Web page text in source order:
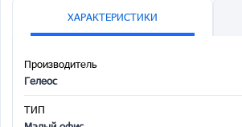
ХАРАКТЕРИСТИКИ
Производитель
Гелеос
ТИП